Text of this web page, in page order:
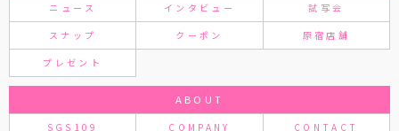
ニュース インタビュー 試写会
スナップ クーポン 原宿店舗
プレゼント
ABOUT
SGS109 COMPANY CONTACT